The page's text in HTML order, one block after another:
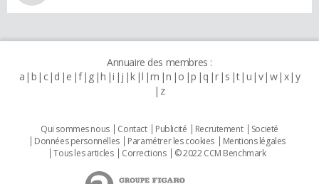
Annuaire des membres :
a b c d e f g h i j k l m n o p q r s t u v w x y
z
Qui sommes nous Contact Publicité Recrutement
Societé
Données personnelles
Paramétrer les cookies
Mentions légales
Tous les articles
Corrections © 2022 CCM Benchmark